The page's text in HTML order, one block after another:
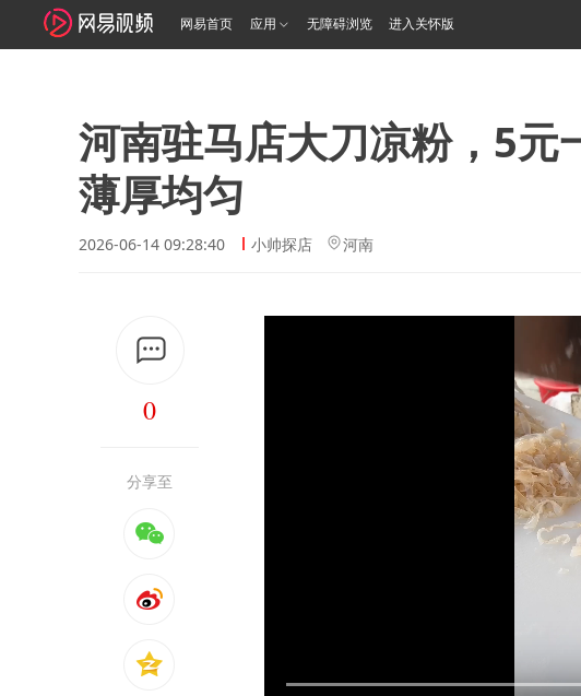
网易首页 应用 无障碍浏览 进入关怀版
河南驻马店大刀凉粉，5元
薄厚均匀
2026-06-14 09:28:40 小帅探店 河南
0
分享至